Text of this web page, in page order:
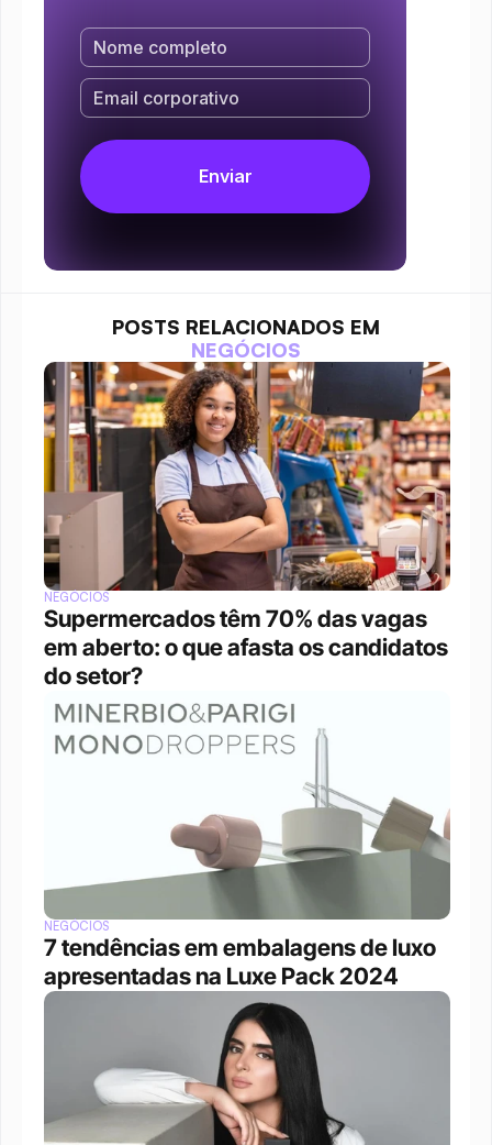
POSTS RELACIONADOS EM
NEGÓCIOS
NEGÓCIOS
Supermercados têm 70% das vagas
em aberto: o que afasta os candidatos
do setor?
NEGÓCIOS
7 tendências em embalagens de luxo
apresentadas na Luxe Pack 2024